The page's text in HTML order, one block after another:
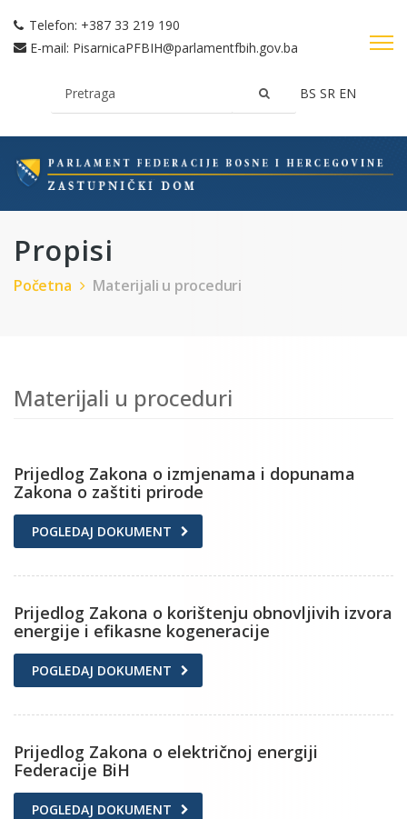
Telefon: +387 33 219 190
E-mail: PisarnicaPFBIH@parlamentfbih.gov.ba
BS SR EN
Propisi
Početna Materijali u proceduri
Materijali u proceduri
Prijedlog Zakona o izmjenama i dopunama
Zakona o zaštiti prirode
POGLEDAJ DOKUMENT
Prijedlog Zakona o korištenju obnovljivih izvora
energije i efikasne kogeneracije
POGLEDAJ DOKUMENT
Prijedlog Zakona o električnoj energiji
Federacije BiH
POGLEDAJ DOKUMENT